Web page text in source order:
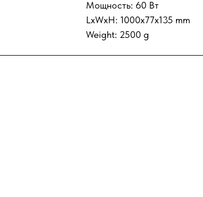
Мощность: 60 Вт
LxWxH: 1000x77x135 mm
Weight: 2500 g